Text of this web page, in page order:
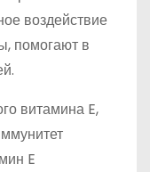
воздействие
помогают в
витамина E,
E